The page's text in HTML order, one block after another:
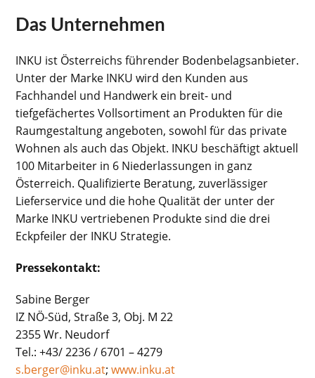
Das Unternehmen
INKU ist Österreichs führender Bodenbelagsanbieter.
Unter der Marke INKU wird den Kunden aus
Fachhandel und Handwerk ein breit- und
tiefgefächertes Vollsortiment an Produkten für die
Raumgestaltung angeboten, sowohl für das private
Wohnen als auch das Objekt. INKU beschäftigt aktuell
100 Mitarbeiter in 6 Niederlassungen in ganz
Österreich. Qualifizierte Beratung, zuverlässiger
Lieferservice und die hohe Qualität der unter der
Marke INKU vertriebenen Produkte sind die drei
Eckpfeiler der INKU Strategie.
Pressekontakt:
Sabine Berger
IZ NÖ-Süd, Straße 3, Obj. M 22
2355 Wr. Neudorf
Tel.: +43/ 2236 / 6701 – 4279
s.berger@inku.at;www.inku.at